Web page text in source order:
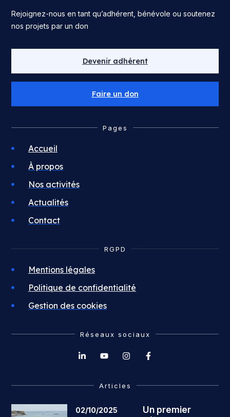
Rejoignez-nous en tant qu’adhérent, bénévole ou soutenez
nos projets par un don
Devenir adhérent
Faire un don
Pages
Accueil
À propos
Nos activités
Actualités
Contact
RGPD
Mentions légales
Politique de confidentialité
Gestion des cookies
Réseaux sociaux
Articles
02/10/2025
Un premier